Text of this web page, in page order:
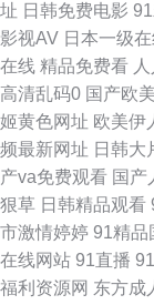
利电影网 欧美啊啊
97在线视频鸥洲 欧
合热 日本足交视频
俺去啦最新网址 操
成人网 久久靑青操
址 日韩免费电影
影视AV 日本一级
在线 精品免费看
高清乱码0 国产欧美
姬黄色网址 欧美伊
频最新网址 日韩大
产va免费观看 国产
狠草 日韩精品观看
市激情婷婷 91精品
在线网站 91直播
福利资源网 东方成